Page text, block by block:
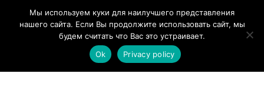
Информация для клиента
Условия Продажи Обработка Персональных Данных
Мы используем куки для наилучшего представления
нашего сайта. Если Вы продолжите использовать сайт, мы
будем считать что Вас это устраивает.
Ok
Privacy policy